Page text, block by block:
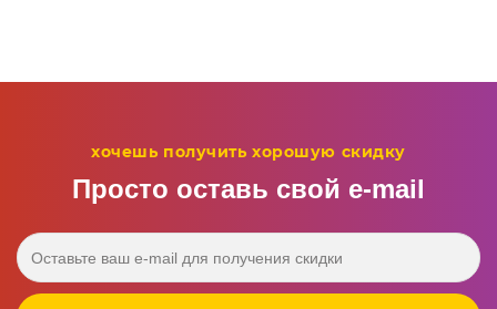
хочешь получить хорошую скидку
Просто оставь свой e‑mail